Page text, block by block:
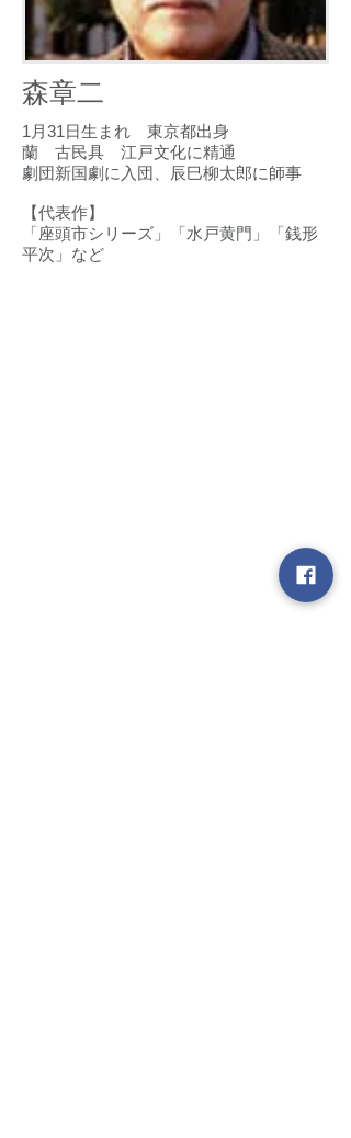
森章二
1月31日生まれ 東京都出身
蘭 古民具 江戸文化に精通
劇団新国劇に入団、辰巳柳太郎に師事
【代表作】
「座頭市シリーズ」「水戸黄門」「銭形
平次」など